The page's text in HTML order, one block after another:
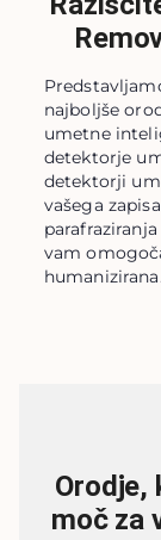
najboljše
umetne
detektorje
detektorji
vašega
vam
Orodje,
moč za